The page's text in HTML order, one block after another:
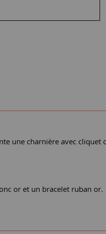
une charnière avec cliquet
or et un bracelet ruban or.